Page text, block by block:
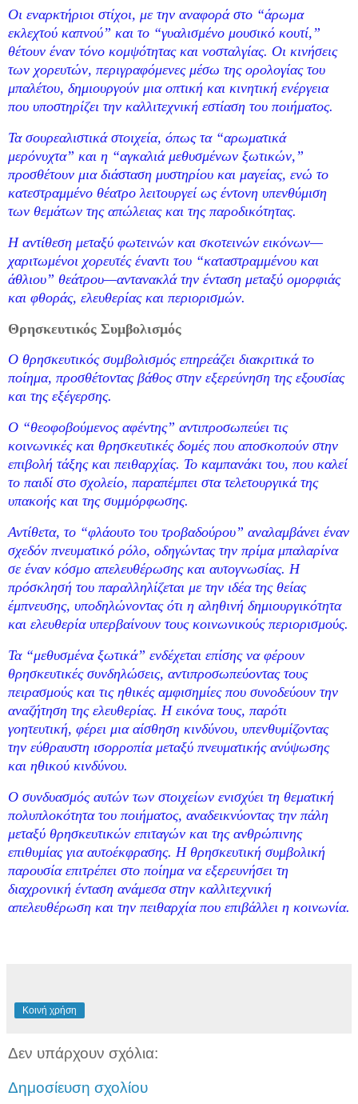
Οι εναρκτήριοι στίχοι, με την αναφορά στο “άρωμα
εκλεχτού καπνού” και το “γυαλισμένο μουσικό κουτί,”
θέτουν έναν τόνο κομψότητας και νοσταλγίας. Οι κινήσεις
των χορευτών, περιγραφόμενες μέσω της ορολογίας του
μπαλέτου, δημιουργούν μια οπτική και κινητική ενέργεια
που υποστηρίζει την καλλιτεχνική εστίαση του ποιήματος.
Τα σουρεαλιστικά στοιχεία, όπως τα “αρωματικά
μερόνυχτα” και η “αγκαλιά μεθυσμένων ξωτικών,”
προσθέτουν μια διάσταση μυστηρίου και μαγείας, ενώ το
κατεστραμμένο θέατρο λειτουργεί ως έντονη υπενθύμιση
των θεμάτων της απώλειας και της παροδικότητας.
Η αντίθεση μεταξύ φωτεινών και σκοτεινών εικόνων—
χαριτωμένοι χορευτές έναντι του “καταστραμμένου και
άθλιου” θεάτρου—αντανακλά την ένταση μεταξύ ομορφιάς
και φθοράς, ελευθερίας και περιορισμών.
Θρησκευτικός Συμβολισμός
Ο θρησκευτικός συμβολισμός επηρεάζει διακριτικά το
ποίημα, προσθέτοντας βάθος στην εξερεύνηση της εξουσίας
και της εξέγερσης.
Ο “θεοφοβούμενος αφέντης” αντιπροσωπεύει τις
κοινωνικές και θρησκευτικές δομές που αποσκοπούν στην
επιβολή τάξης και πειθαρχίας. Το καμπανάκι του, που καλεί
το παιδί στο σχολείο, παραπέμπει στα τελετουργικά της
υπακοής και της συμμόρφωσης.
Αντίθετα, το “φλάουτο του τροβαδούρου” αναλαμβάνει έναν
σχεδόν πνευματικό ρόλο, οδηγώντας την πρίμα μπαλαρίνα
σε έναν κόσμο απελευθέρωσης και αυτογνωσίας. Η
πρόσκλησή του παραλληλίζεται με την ιδέα της θείας
έμπνευσης, υποδηλώνοντας ότι η αληθινή δημιουργικότητα
και ελευθερία υπερβαίνουν τους κοινωνικούς περιορισμούς.
Τα “μεθυσμένα ξωτικά” ενδέχεται επίσης να φέρουν
θρησκευτικές συνδηλώσεις, αντιπροσωπεύοντας τους
πειρασμούς και τις ηθικές αμφισημίες που συνοδεύουν την
αναζήτηση της ελευθερίας. Η εικόνα τους, παρότι
γοητευτική, φέρει μια αίσθηση κινδύνου, υπενθυμίζοντας
την εύθραυστη ισορροπία μεταξύ πνευματικής ανύψωσης
και ηθικού κινδύνου.
Ο συνδυασμός αυτών των στοιχείων ενισχύει τη θεματική
πολυπλοκότητα του ποιήματος, αναδεικνύοντας την πάλη
μεταξύ θρησκευτικών επιταγών και της ανθρώπινης
επιθυμίας για αυτοέκφρασης. Η θρησκευτική συμβολική
παρουσία επιτρέπει στο ποίημα να εξερευνήσει τη
διαχρονική ένταση ανάμεσα στην καλλιτεχνική
απελευθέρωση και την πειθαρχία που επιβάλλει η κοινωνία.
Κοινή χρήση
Δεν υπάρχουν σχόλια:
Δημοσίευση σχολίου